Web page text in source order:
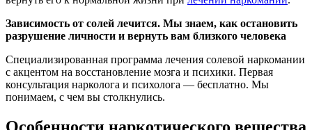
Зависимость от солей лечится. Мы знаем, как остановить
разрушение личности и вернуть вам близкого человека
Специализированная программа лечения солевой наркомании
с акцентом на восстановление мозга и психики. Первая
консультация нарколога и психолога — бесплатно. Мы
понимаем, с чем вы столкнулись.
Особенности наркотического вещества